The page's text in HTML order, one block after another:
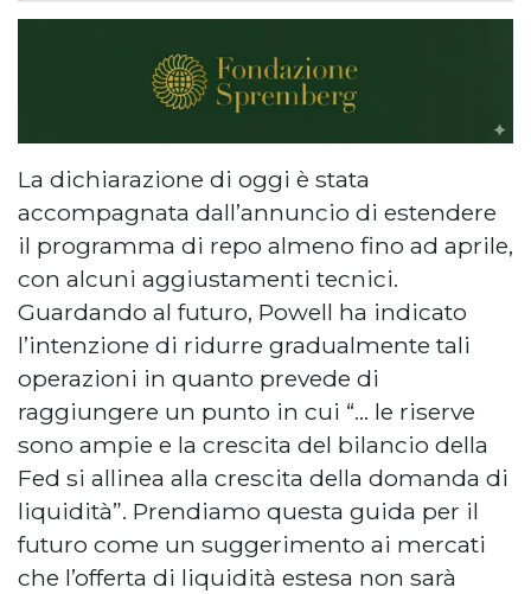
La dichiarazione di oggi è stata
accompagnata dall’annuncio di estendere
il programma di repo almeno fino ad aprile,
con alcuni aggiustamenti tecnici.
Guardando al futuro, Powell ha indicato
l’intenzione di ridurre gradualmente tali
operazioni in quanto prevede di
raggiungere un punto in cui “… le riserve
sono ampie e la crescita del bilancio della
Fed si allinea alla crescita della domanda di
liquidità”. Prendiamo questa guida per il
futuro come un suggerimento ai mercati
che l’offerta di liquidità estesa non sarà